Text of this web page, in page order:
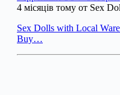
4 місяців тому от Sex
Sex Dolls with Local
Buy…